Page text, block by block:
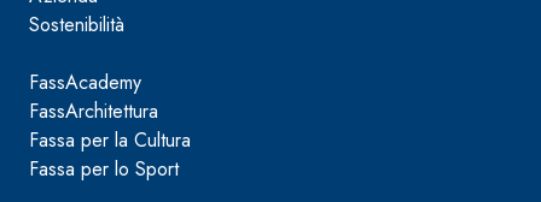
Sostenibilità
FassAcademy
FassArchitettura
Fassa per la Cultura
Fassa per lo Sport